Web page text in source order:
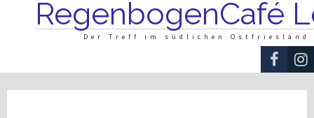
RegenbogenCafé
Der Treff im südlichen Ostfriesland